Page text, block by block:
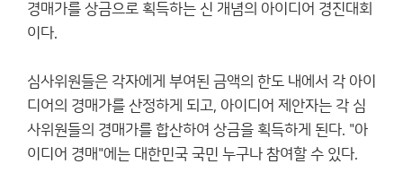
경매가를 상금으로 획득하는 신 개념의 아이디어 경진대회
이다.
심사위원들은 각자에게 부여된 금액의 한도 내에서 각 아이
디어의 경매가를 산정하게 되고, 아이디어 제안자는 각 심
사위원들의 경매가를 합산하여 상금을 획득하게 된다. "아
이디어 경매"에는 대한민국 국민 누구나 참여할 수 있다.